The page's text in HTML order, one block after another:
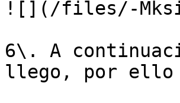
![](/files/-
6\. A
llego, por ello